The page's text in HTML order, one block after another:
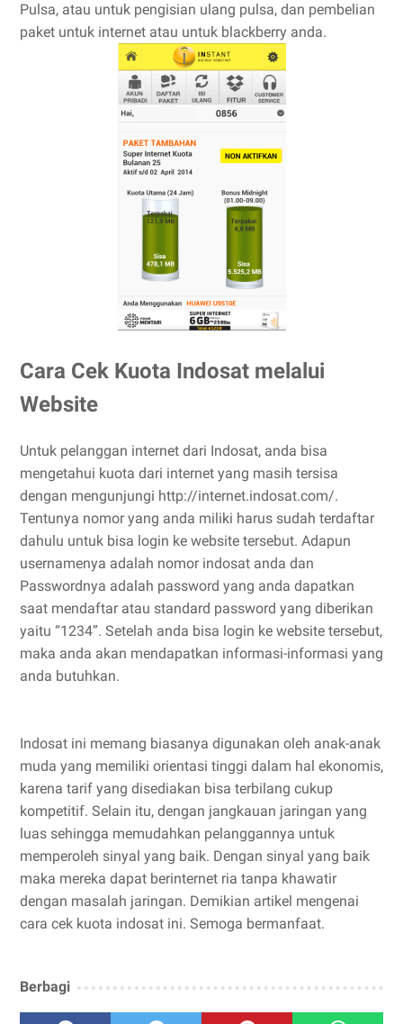
Pulsa, atau untuk pengisian ulang pulsa, dan pembelian
paket untuk internet atau untuk blackberry anda.
Cara Cek Kuota Indosat melalui
Website
Untuk pelanggan internet dari Indosat, anda bisa
mengetahui kuota dari internet yang masih tersisa
dengan mengunjungi http://internet.indosat.com/.
Tentunya nomor yang anda miliki harus sudah terdaftar
dahulu untuk bisa login ke website tersebut. Adapun
usernamenya adalah nomor indosat anda dan
Passwordnya adalah password yang anda dapatkan
saat mendaftar atau standard password yang diberikan
yaitu “1234”. Setelah anda bisa login ke website tersebut,
maka anda akan mendapatkan informasi-informasi yang
anda butuhkan.
Indosat ini memang biasanya digunakan oleh anak-anak
muda yang memiliki orientasi tinggi dalam hal ekonomis,
karena tarif yang disediakan bisa terbilang cukup
kompetitif. Selain itu, dengan jangkauan jaringan yang
luas sehingga memudahkan pelanggannya untuk
memperoleh sinyal yang baik. Dengan sinyal yang baik
maka mereka dapat berinternet ria tanpa khawatir
dengan masalah jaringan. Demikian artikel mengenai
cara cek kuota indosat ini. Semoga bermanfaat.
Berbagi